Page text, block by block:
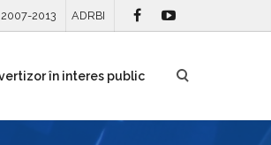
2007-2013 ADRBI
în interes public